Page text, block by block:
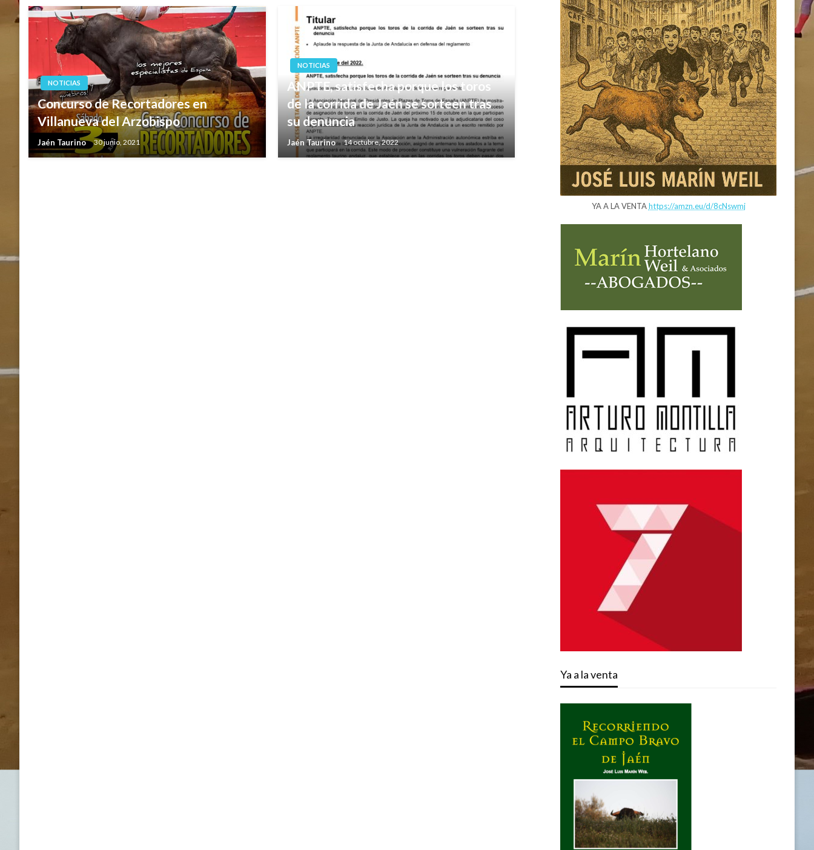
NOTICIAS
Concurso de Recortadores en
Villanueva del Arzobispo
Jaén Taurino 30 junio, 2021
NOTICIAS
ANPTE, satisfecha porque los toros
de la corrida de Jaén se sorteen tras
su denuncia
Jaén Taurino 14 octubre, 2022
YA A LA VENTAhttps://amzn.eu/d/8cNswmj
Ya a la venta